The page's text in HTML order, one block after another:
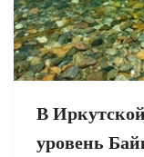
В
уровень